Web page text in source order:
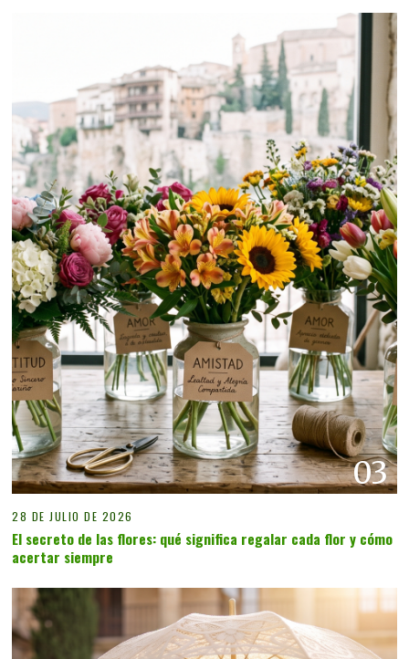
03
28 DE JULIO DE 2026
El secreto de las flores: qué significa regalar cada flor y cómo
acertar siempre